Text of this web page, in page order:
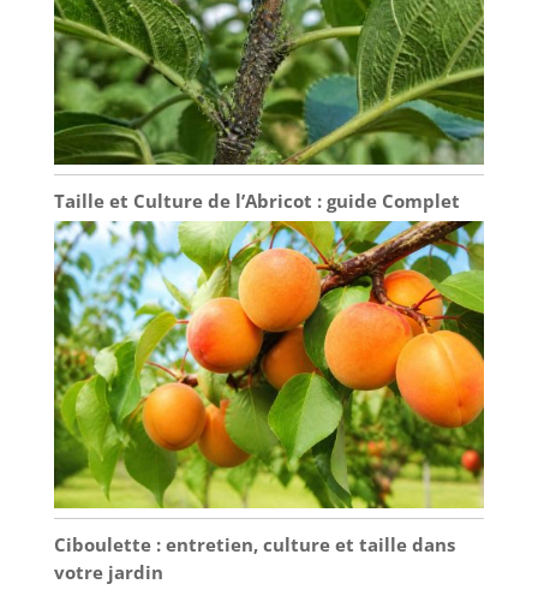
Taille et Culture de l’Abricot : guide Complet
Ciboulette : entretien, culture et taille dans
votre jardin